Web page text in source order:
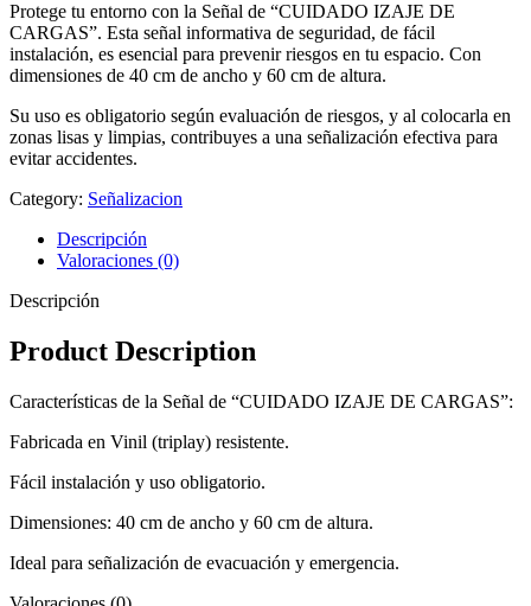
Protege tu entorno con la Señal de “CUIDADO IZAJE DE
CARGAS”. Esta señal informativa de seguridad, de fácil
instalación, es esencial para prevenir riesgos en tu espacio. Con
dimensiones de 40 cm de ancho y 60 cm de altura.
Su uso es obligatorio según evaluación de riesgos, y al colocarla en
zonas lisas y limpias, contribuyes a una señalización efectiva para
evitar accidentes.
Category: Señalizacion
Descripción
Valoraciones (0)
Descripción
Product Description
Características de la Señal de “CUIDADO IZAJE DE CARGAS”:
Fabricada en Vinil (triplay) resistente.
Fácil instalación y uso obligatorio.
Dimensiones: 40 cm de ancho y 60 cm de altura.
Ideal para señalización de evacuación y emergencia.